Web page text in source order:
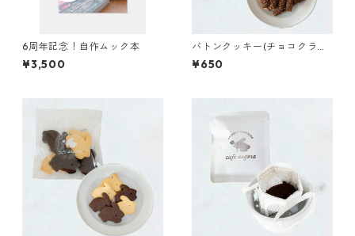
6周年記念！自作ムック本
¥3,500
バトンクッキー(チョコクラン
チ)
¥650